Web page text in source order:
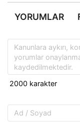
YORUMLAR